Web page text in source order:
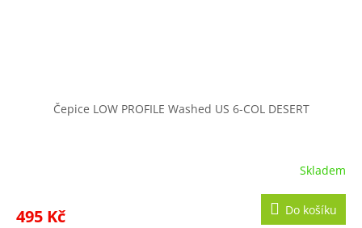
Čepice LOW PROFILE Washed US 6-COL DESERT
Skladem
495 Kč Do košíku